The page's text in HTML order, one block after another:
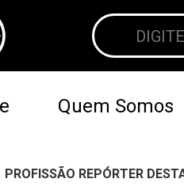
Quem Somos
PROFISSÃO REPÓRTER